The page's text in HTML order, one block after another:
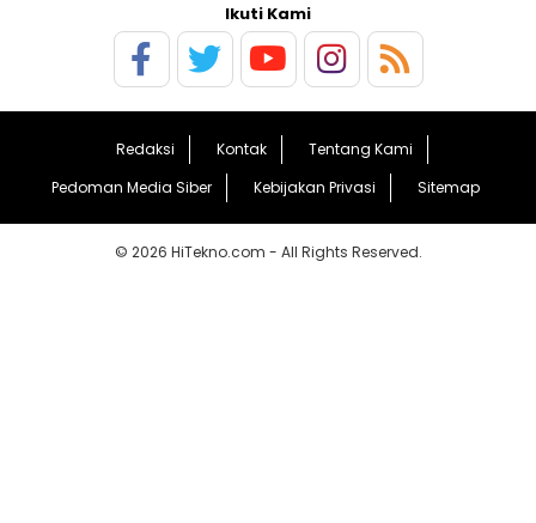
Ikuti Kami
Redaksi Kontak
Tentang Kami
Pedoman Media Siber
Kebijakan Privasi Sitemap
© 2026 HiTekno.com - All Rights Reserved.